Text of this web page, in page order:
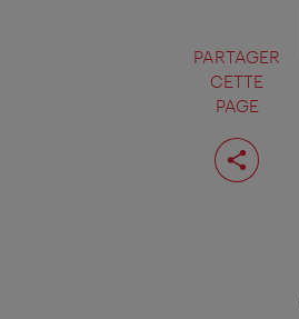
PARTAGER
CETTE
PAGE
Partager
cette
page